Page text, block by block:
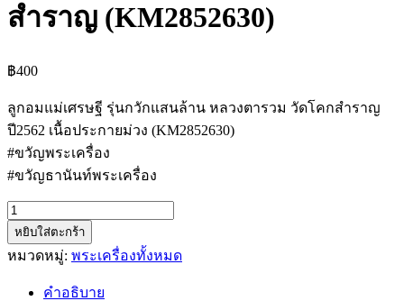
สำราญ (KM2852630)
฿400
ลูกอมแม่เศรษฐี รุ่นกวักแสนล้าน หลวงตารวม วัดโคกสำราญ
ปี2562 เนื้อประกายม่วง (KM2852630)
#ขวัญพระเครื่อง
#ขวัญธานันท์พระเครื่อง
จำนวน
ลูกอม
แม่
หยิบใส่ตะกร้า
หมวดหมู่: พระเครื่องทั้งหมด
คำอธิบาย